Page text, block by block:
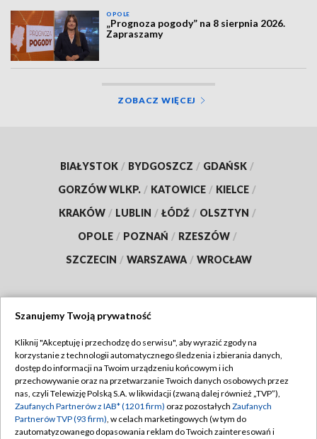
OPOLE
„Prognoza pogody” na 8 sierpnia 2026.
Zapraszamy
ZOBACZ WIĘCEJ
BIAŁYSTOK / BYDGOSZCZ / GDAŃSK /
GORZÓW WLKP. / KATOWICE / KIELCE /
KRAKÓW / LUBLIN / ŁÓDŹ / OLSZTYN /
OPOLE / POZNAŃ / RZESZÓW /
SZCZECIN / WARSZAWA / WROCŁAW
TVP
Abonament TVP
Emisja w TVP
Centrum informacji TVP
Regulamin TVP
Polityka prywatności
Moje zgody
Szanujemy Twoją prywatność
Kliknij "Akceptuję i przechodzę do serwisu", aby wyrazić zgody na
korzystanie z technologii automatycznego śledzenia i zbierania danych,
dostęp do informacji na Twoim urządzeniu końcowym i ich
przechowywanie oraz na przetwarzanie Twoich danych osobowych przez
nas, czyli Telewizję Polską S.A. w likwidacji (zwaną dalej również „TVP”),
Zaufanych Partnerów z IAB* (1201 firm) oraz pozostałych Zaufanych
Partnerów TVP (93 firm), w celach marketingowych (w tym do
zautomatyzowanego dopasowania reklam do Twoich zainteresowań i